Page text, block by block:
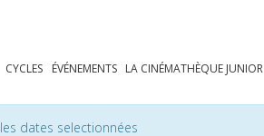
CYCLES ÉVÉNEMENTS LA CINÉMATHÈQUE JUNIOR
dates selectionnées